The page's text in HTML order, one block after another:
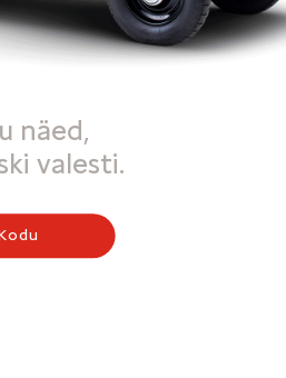
näed,
valesti.